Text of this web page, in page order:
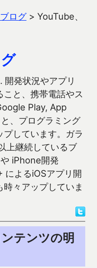
ログ> YouTube、
発状況やアプリ
こと、携帯電話やス
Play, App
、プログラミング
しています。ガラ
上継続しているブ
iPhone開発
によるiOSアプリ開
々アップしていま
テンツの明